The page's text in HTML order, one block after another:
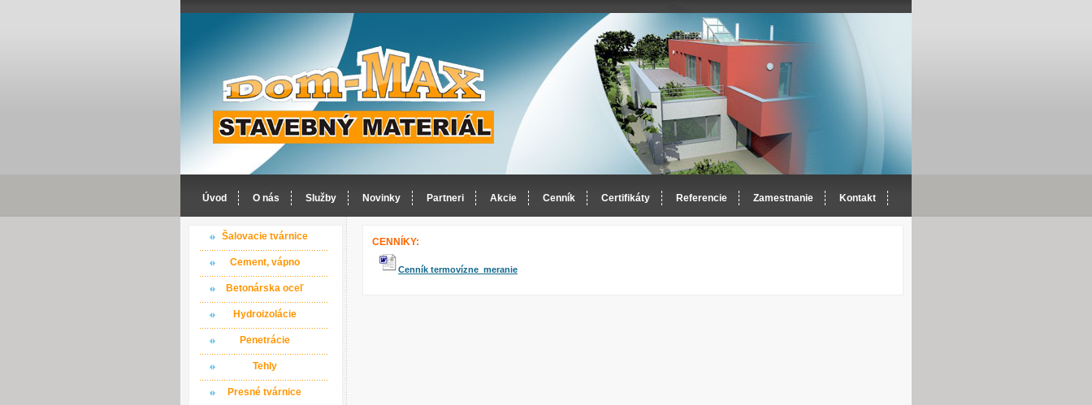
Úvod O nás Služby Novinky Partneri Akcie Cenník Certifikáty Referencie Zamestnanie Kontakt
Šalovacie tvárnice
Cement, vápno
Betonárska oceľ
Hydroizolácie
Penetrácie
Tehly
Presné tvárnice
CENNÍKY:
Cenník termovízne meranie